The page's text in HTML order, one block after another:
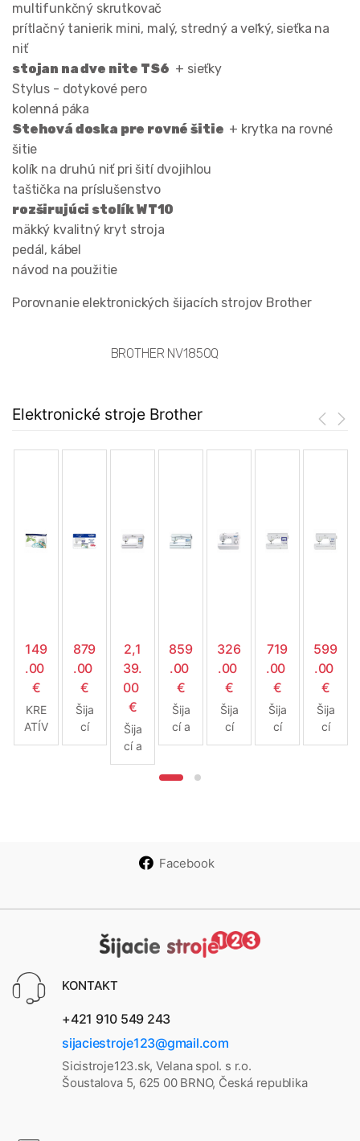
multifunkčný skrutkovač
prítlačný tanierik mini, malý, stredný a veľký, sieťka na
niť
stojan na dve nite TS6 + sieťky
Stylus - dotykové pero
kolenná páka
Stehová doska pre rovné šitie + krytka na rovné
šitie
kolík na druhú niť pri šití dvojihlou
taštička na príslušenstvo
rozširujúci stolík WT10
mäkký kvalitný kryt stroja
pedál, kábel
návod na použitie
Porovnanie elektronických šijacích strojov Brother
BROTHER NV1850Q
Elektronické stroje Brother
149
.00
€
KRE
ATÍV
NY
879
.00
€
Šija
cí
stroj
cen
2,1
39.
00
€
Šija
cí a
quilt
VQ2
859
.00
€
Šija
cí a
quilt
cí
100
326
.00
€
Šija
cí
stroj
719
.00
€
Šija
cí
stroj
599
.00
€
Šija
cí
stroj
Facebook
KONTAKT
+421 910 549 243
sijaciestroje123@gmail.com
Sicistroje123.sk, Velana spol. s r.o.
Šoustalova 5, 625 00 BRNO, Česká republika